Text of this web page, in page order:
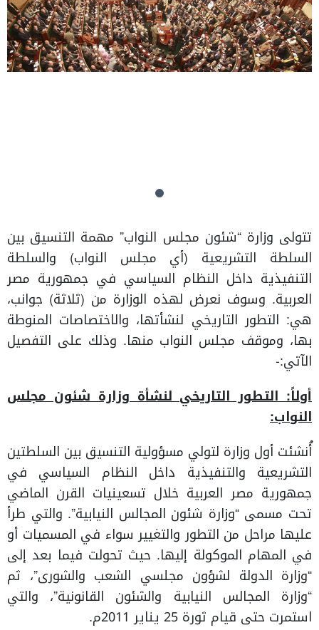
تتولى وزارة “شئون مجلس النواب” مهمة التنسيق بين
السلطة التشريعية (أي مجلس النواب) والسلطة
التنفيذية داخل النظام السياسي في جمهورية مصر
العربية. وسوف نعرض لهذه الوزارة من (ثلاثة) جوانب،
هي: التطور التاريخي لنشأتها، والاختصاصات المنوطة
بها، وموقف مجلس النواب منها. وذلك على التفصيل
الآتي:-
أولاً: التطور التاريخي لنشأة وزارة شئون مجلس
النواب:
أُنشئت أول وزارة لتولي مسؤولية التنسيق بين السلطتين
التشريعية والتنفيذية داخل النظام السياسي في
جمهورية مصر العربية خلال تسعينيات القرن الماضي
تحت مسمى “وزارة شئون المجالس النيابية”. والتي طرأ
عليها مراحل من التطور والتغيير سواء في المسميات أو
في المهام الموكولة إليها. حيث تحولت فيما بعد إلى
“وزارة الدولة لشؤون مجلسي الشعب والشورى”، ثم
“وزارة المجالس النيابية والشئون القانونية”، والتي
استمرت حتى قيام ثورة 25 يناير 2011م.